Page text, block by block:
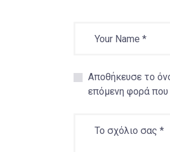
Αποθήκευσε το
επόμενη φορά